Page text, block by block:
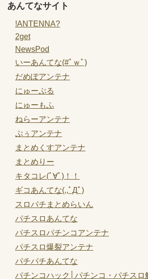
あんてなサイト
!ANTENNA?
2get
NewsPod
いーあんてな(#ﾟｗﾟ)
だめぽアンテナ
にゅーぷる
にゅーもふ
ねらーアンテナ
ぷぅアンテナ
まとめくすアンテナ
まとめりー
キタコレ(ﾟ∀ﾟ)！！
ギコあんてな(,,ﾟДﾟ)
スロパチまとめらいん
パチスロあんてな
パチスロパチンコアンテナ
パチスロ爆裂アンテナ
パチパチあんてな
パチンコハック│パチンコ・パチスロ